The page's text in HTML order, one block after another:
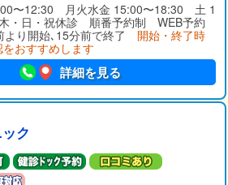
〜12:30 月火水金 15:00〜18:30 土 1
・日・祝休診 順番予約制 WEB予約
り開始､15分前で終了 開始・終了時
おすすめします
詳細を見る
ク